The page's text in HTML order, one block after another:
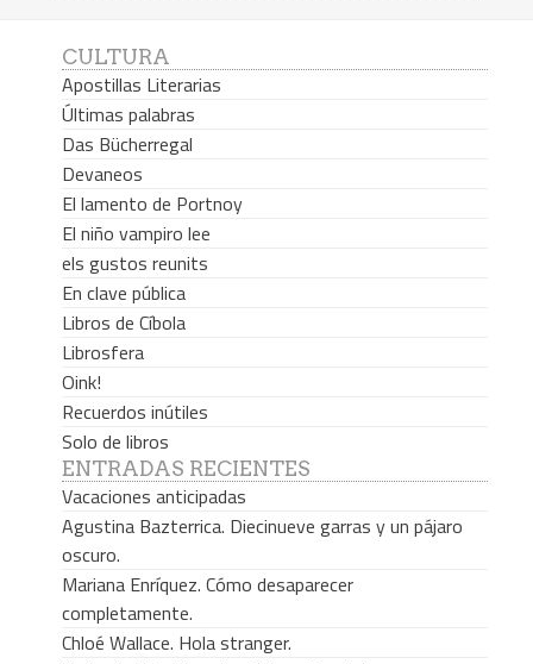
CULTURA
Apostillas Literarias
Últimas palabras
Das Bücherregal
Devaneos
El lamento de Portnoy
El niño vampiro lee
els gustos reunits
En clave pública
Libros de Cíbola
Librosfera
Oink!
Recuerdos inútiles
Solo de libros
ENTRADAS RECIENTES
Vacaciones anticipadas
Agustina Bazterrica. Diecinueve garras y un pájaro
oscuro.
Mariana Enríquez. Cómo desaparecer
completamente.
Chloé Wallace. Hola stranger.